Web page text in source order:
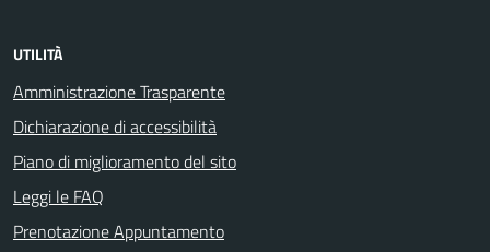
UTILITÀ
Amministrazione Trasparente
Dichiarazione di accessibilità
Piano di miglioramento del sito
Leggi le FAQ
Prenotazione Appuntamento